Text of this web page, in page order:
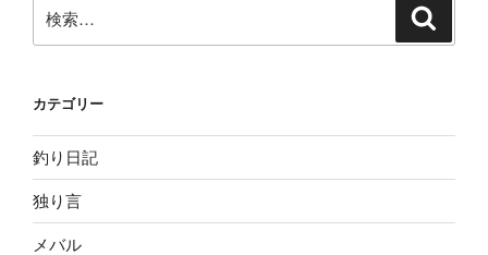
検
索:
カテゴリー
釣り日記
独り言
メバル